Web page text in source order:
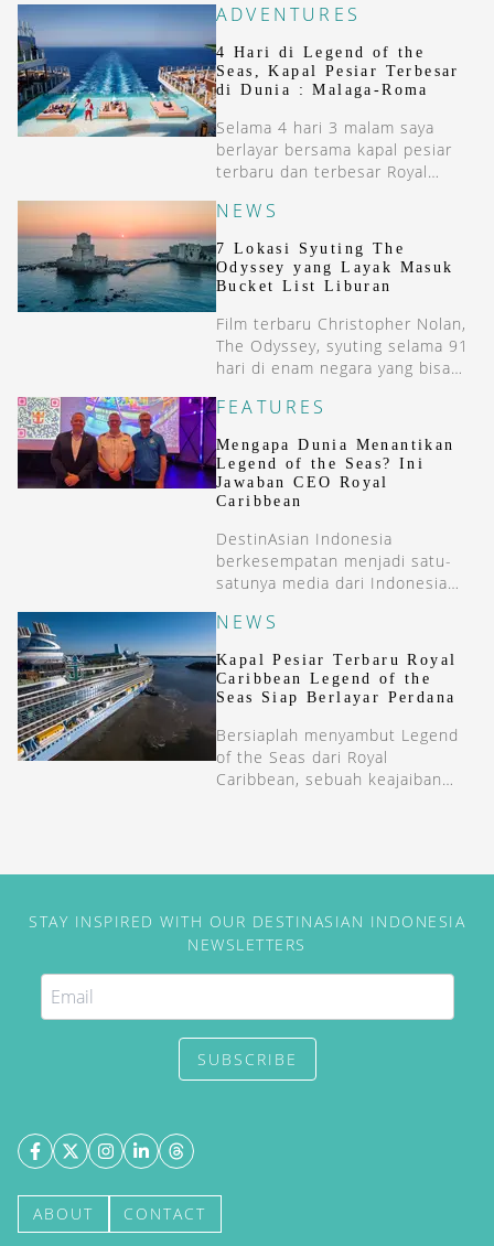
ADVENTURES
4 Hari di Legend of the
Seas, Kapal Pesiar Terbesar
di Dunia : Malaga-Roma
Selama 4 hari 3 malam saya
berlayar bersama kapal pesiar
terbaru dan terbesar Royal
dari Malaga (Spanyol) ke Roma
(Italia).
NEWS
7 Lokasi Syuting The
Odyssey yang Layak Masuk
Bucket List Liburan
Film terbaru Christopher Nolan,
The Odyssey, syuting selama 91
hari di enam negara yang bisa
Anda.
FEATURES
Mengapa Dunia Menantikan
Legend of the Seas? Ini
Jawaban CEO Royal
Caribbean
DestinAsian Indonesia
berkesempatan menjadi satu-
satunya media dari Indonesia
Royal Caribbean-Legend of the
Seas dari Malaga, Spanyol ke
Roma, Italia.
NEWS
Kapal Pesiar Terbaru Royal
Caribbean Legend of the
Seas Siap Berlayar Perdana
Bersiaplah menyambut Legend
of the Seas dari Royal
Caribbean, sebuah keajaiban
STAY INSPIRED WITH OUR DESTINASIAN INDONESIA
NEWSLETTERS
SUBSCRIBE
ABOUT CONTACT